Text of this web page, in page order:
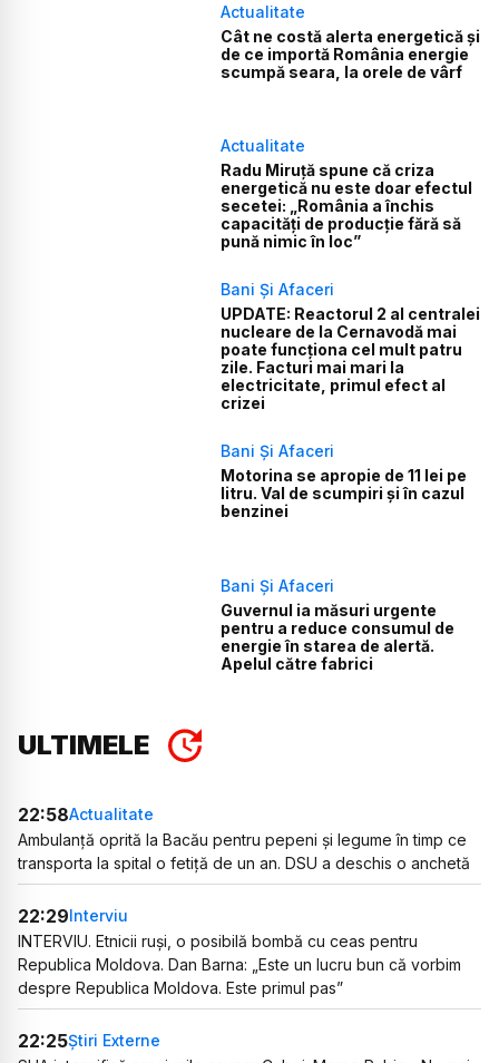
Actualitate
Cât ne costă alerta energetică și
de ce importă România energie
scumpă seara, la orele de vârf
Actualitate
Radu Miruță spune că criza
energetică nu este doar efectul
secetei: „România a închis
capacități de producție fără să
pună nimic în loc”
Bani Și Afaceri
UPDATE: Reactorul 2 al centralei
nucleare de la Cernavodă mai
poate funcționa cel mult patru
zile. Facturi mai mari la
electricitate, primul efect al
crizei
Bani Și Afaceri
Motorina se apropie de 11 lei pe
litru. Val de scumpiri și în cazul
benzinei
Bani Și Afaceri
Guvernul ia măsuri urgente
pentru a reduce consumul de
energie în starea de alertă.
Apelul către fabrici
ULTIMELE
22:58Actualitate
Ambulanță oprită la Bacău pentru pepeni și legume în timp ce
transporta la spital o fetiță de un an. DSU a deschis o anchetă
22:29 Interviu
INTERVIU. Etnicii ruși, o posibilă bombă cu ceas pentru
Republica Moldova. Dan Barna: „Este un lucru bun că vorbim
despre Republica Moldova. Este primul pas”
22:25Știri Externe